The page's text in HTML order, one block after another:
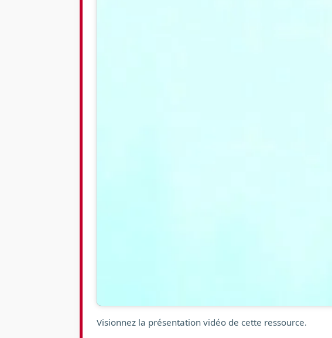
Visionnez la présentation vidéo de cette ressource.